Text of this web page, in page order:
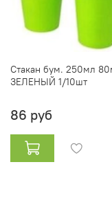
Стакан бум. 250мл
ЗЕЛЕНЫЙ 1/10шт
86 руб